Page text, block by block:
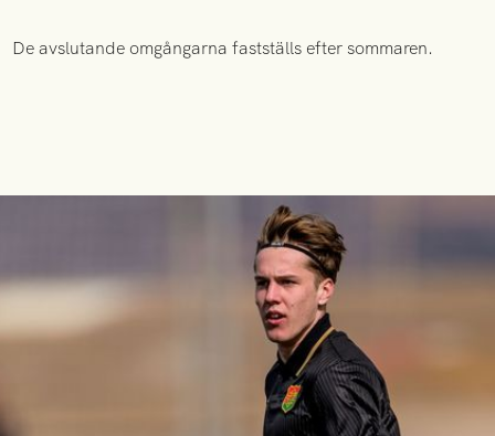
De avslutande omgångarna fastställs efter sommaren.